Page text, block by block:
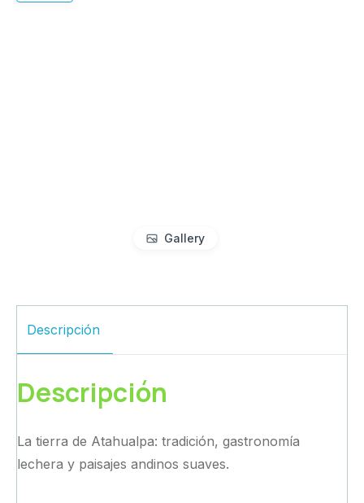
Gallery
Descripción
Descripción
La tierra de Atahualpa: tradición, gastronomía
lechera y paisajes andinos suaves.